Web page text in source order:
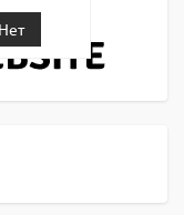
Нет